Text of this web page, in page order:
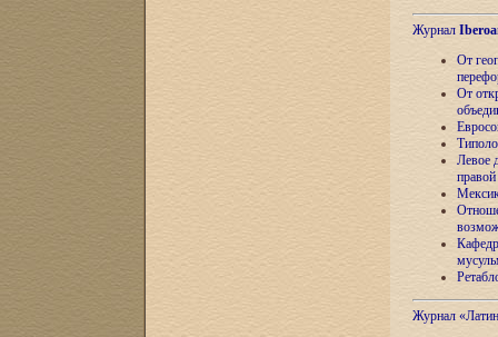
Журнал
От
От
Левое
Журнал